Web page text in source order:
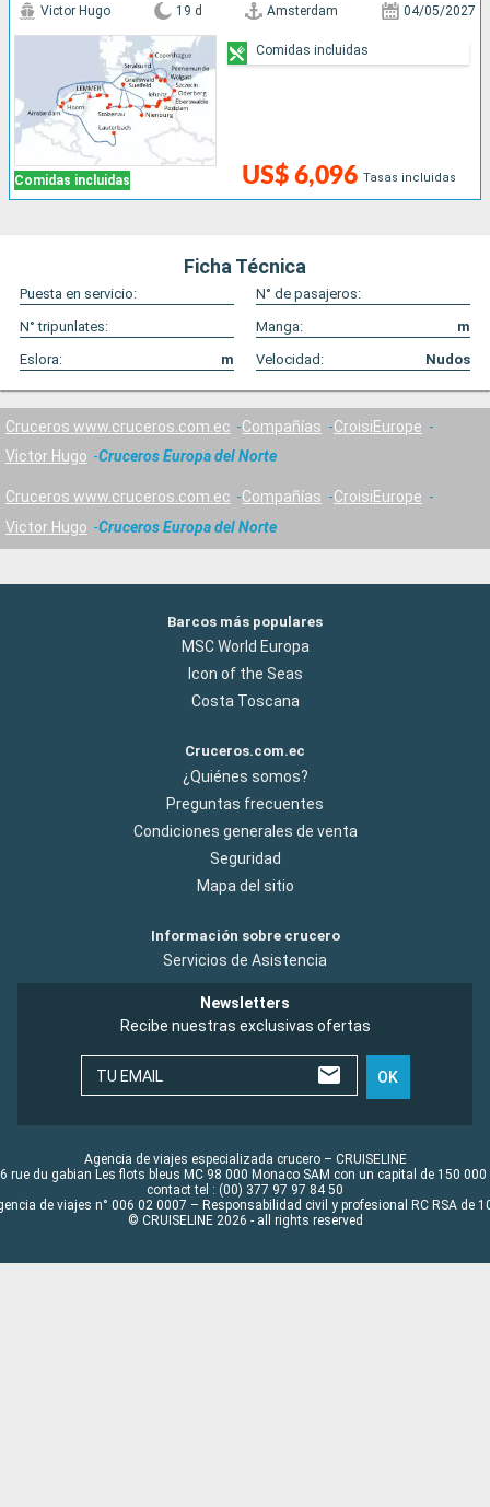
Comidas incluidas
Victor Hugo 19 d Amsterdam 04/05/2027
US$ 6,096 Tasas incluidas
Comidas incluidas
Ficha Técnica
Puesta en servicio:
N° de pasajeros:
N° tripunlates:
Manga:
m
Eslora:
m Velocidad: Nudos
Cruceros www.cruceros.com.ec Compañías
CroisiEurope
Victor Hugo
Cruceros Europa del Norte
Cruceros www.cruceros.com.ec Compañías
CroisiEurope
Victor Hugo
Cruceros Europa del Norte
Barcos más populares
MSC World Europa
Icon of the Seas
Costa Toscana
Cruceros.com.ec
¿Quiénes somos?
Preguntas frecuentes
Condiciones generales de venta
Seguridad
Mapa del sitio
Información sobre crucero
Servicios de Asistencia
Newsletters
Recibe nuestras exclusivas ofertas
TU EMAIL OK
Agencia de viajes especializada crucero – CRUISELINE
rue du gabian Les flots bleus MC 98 000 Monaco SAM con un capital de 150 000
contact tel : (00) 377 97 97 84 50
de viajes n° 006 02 0007 – Responsabilidad civil y profesional RC RSA de
© CRUISELINE 2026 - all rights reserved